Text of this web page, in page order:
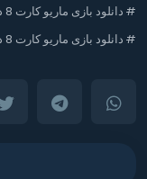
# دانلود بازی ماریو کارت 8 دلوکس برای نینتندو سوییچ
# دانلود بازی ماریو کارت 8 دلوکس نسخه هکی